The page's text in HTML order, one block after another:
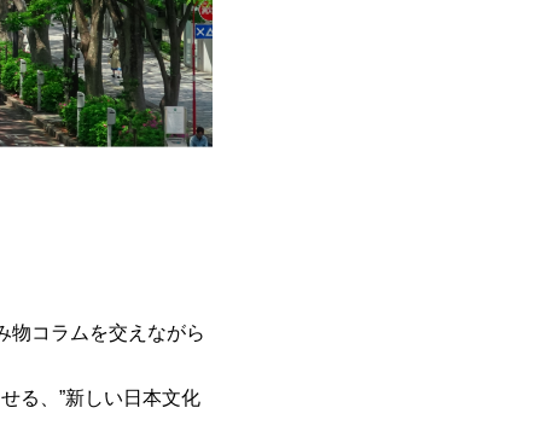
物コラムを交えながら
る、”新しい日本文化